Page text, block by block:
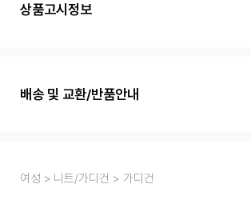
상품고시정보
배송 및 교환/반품안내
여성 니트/가디건 가디건